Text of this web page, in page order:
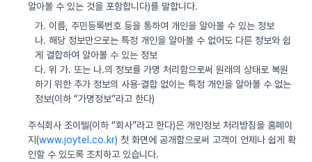
알아볼 수 있는 것을 포함합니다)를 말합니다.
가. 이름, 주민등록번호 등을 통하여 개인을 알아볼 수 있는 정보
나. 해당 정보만으로는 특정 개인을 알아볼 수 없어도 다른 정보와 쉽
게 결합하여 알아볼 수 있는 정보
다. 위 가. 또는 나.의 정보를 가명 처리함으로써 원래의 상태로 복원
하기 위한 추가 정보의 사용·결합 없이는 특정 개인을 알아볼 수 없는
정보(이하 “가명정보”라고 한다)
주식회사 조이텔(이하 “회사”라고 한다)은 개인정보 처리방침을 홈페이
지(www.joytel.co.kr) 첫 화면에 공개함으로써 고객이 언제나 쉽게 확
인할 수 있도록 조치하고 있습니다.